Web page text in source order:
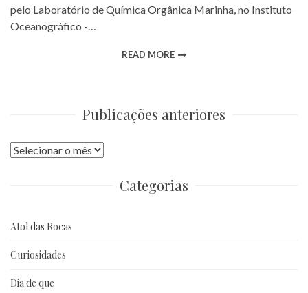
pelo Laboratório de Química Orgânica Marinha, no Instituto
Oceanográfico -…
READ MORE
Publicações anteriores
Publicações
Categorias
Atol das Rocas
Curiosidades
Dia de que